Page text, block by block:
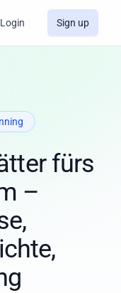
Login Sign up
fürs
–